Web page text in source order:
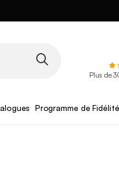
Plus de
Programme de Fidélité